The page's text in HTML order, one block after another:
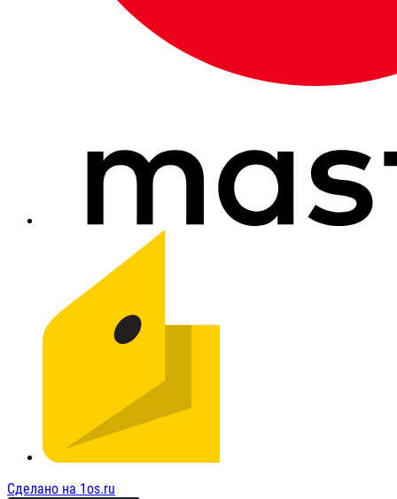
Сделано на 1os.ru